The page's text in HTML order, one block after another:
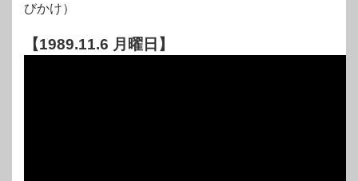
びかけ）
【1989.11.6 月曜日】